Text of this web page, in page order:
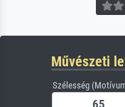
Művészeti
Szélesség